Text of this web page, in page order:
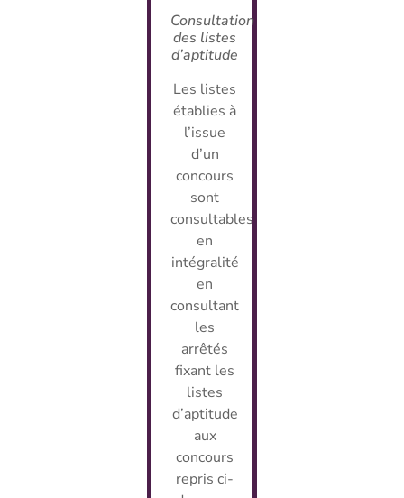
Consultation
des listes
d’aptitude
Les listes
établies à
l’issue
d’un
concours
sont
consultables
en
intégralité
en
consultant
les
arrêtés
fixant les
listes
d’aptitude
aux
concours
repris ci-